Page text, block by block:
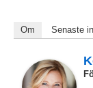
Om Senaste